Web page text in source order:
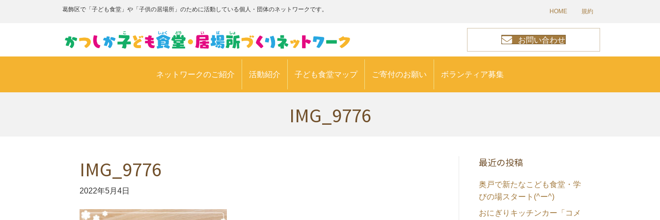
葛飾区で「子ども食堂」や「子供の居場所」のために活動している個人・団体のネットワークです。 HOME 規約
お問い合わせ
ネットワークのご紹介 活動紹介 子ども食堂マップ ご寄付のお願い ボランティア募集
IMG_9776
IMG_9776
2022年5月4日
最近の投稿
奥戸で新たなこども食堂・学
びの場スタート(^ー^)
おにぎりキッチンカー「コメ